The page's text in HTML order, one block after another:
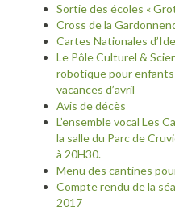
Sortie des écoles «
Cross de la
Cartes Nationales
Le Pôle Culturel &
robotique pour enfants
vacances d’avril
Avis de décès
L’ensemble vocal Les
la salle du Parc de
à 20H30.
Menu des cantines
Compte rendu de la
2017